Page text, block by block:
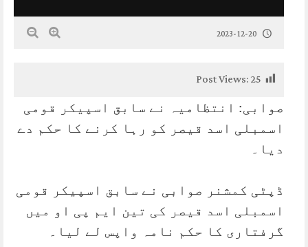
2023-12-20
Post Views:25
صوابی: انتظامیہ نے سابق اسپیکر قومی
اسمبلی اسد قیصر کو رہا کرنے کا حکم دے
دیا۔
ڈپٹی کمشنر صوابی نے سابق اسپیکر قومی
اسمبلی اسد قیصر کی تین ایم پی او میں
گرفتاری کا حکم نامہ واپس لے لیا۔